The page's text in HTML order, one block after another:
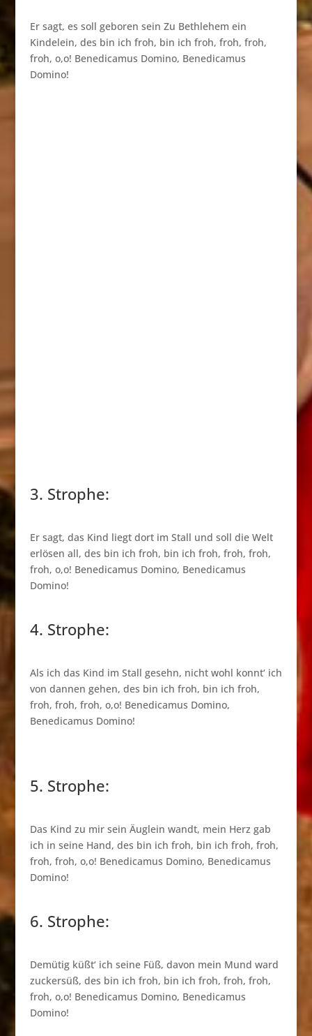
Er sagt, es soll geboren sein Zu Bethlehem ein
Kindelein, des bin ich froh, bin ich froh, froh, froh,
froh, o,o! Benedicamus Domino, Benedicamus
Domino!
3. Strophe:
Er sagt, das Kind liegt dort im Stall und soll die Welt
erlösen all, des bin ich froh, bin ich froh, froh, froh,
froh, o,o! Benedicamus Domino, Benedicamus
Domino!
4. Strophe:
Als ich das Kind im Stall gesehn, nicht wohl konnt‘ ich
von dannen gehen, des bin ich froh, bin ich froh,
froh, froh, froh, o,o! Benedicamus Domino,
Benedicamus Domino!
5. Strophe:
Das Kind zu mir sein Äuglein wandt, mein Herz gab
ich in seine Hand, des bin ich froh, bin ich froh, froh,
froh, froh, o,o! Benedicamus Domino, Benedicamus
Domino!
6. Strophe:
Demütig küßt‘ ich seine Füß, davon mein Mund ward
zuckersüß, des bin ich froh, bin ich froh, froh, froh,
froh, o,o! Benedicamus Domino, Benedicamus
Domino!